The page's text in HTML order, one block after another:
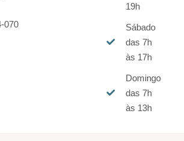
070
19h
Sábado
das 7h
às 17h
Domingo
das 7h
às 13h